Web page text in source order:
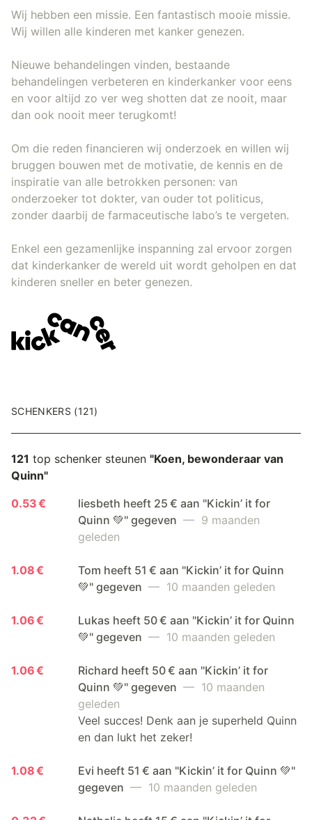
Wij hebben een missie. Een fantastisch mooie missie.
Wij willen alle kinderen met kanker genezen.
Nieuwe behandelingen vinden, bestaande
behandelingen verbeteren en kinderkanker voor eens
en voor altijd zo ver weg shotten dat ze nooit, maar
dan ook nooit meer terugkomt!
Om die reden financieren wij onderzoek en willen wij
bruggen bouwen met de motivatie, de kennis en de
inspiratie van alle betrokken personen: van
onderzoeker tot dokter, van ouder tot politicus,
zonder daarbij de farmaceutische labo’s te vergeten.
Enkel een gezamenlijke inspanning zal ervoor zorgen
dat kinderkanker de wereld uit wordt geholpen en dat
kinderen sneller en beter genezen.
SCHENKERS (121)
121 top schenker steunen "Koen, bewonderaar van
Quinn"
0.53 €
liesbeth heeft 25 € aan "Kickin’ it for
Quinn 💚" gegeven — 9 maanden
geleden
1.08 €
Tom heeft 51 € aan "Kickin’ it for Quinn
💚" gegeven — 10 maanden geleden
1.06 €
Lukas heeft 50 € aan "Kickin’ it for Quinn
💚" gegeven — 10 maanden geleden
1.06 €
Richard heeft 50 € aan "Kickin’ it for
Quinn 💚" gegeven — 10 maanden
geleden
Veel succes! Denk aan je superheld Quinn
en dan lukt het zeker!
1.08 €
Evi heeft 51 € aan "Kickin’ it for Quinn 💚"
gegeven — 10 maanden geleden